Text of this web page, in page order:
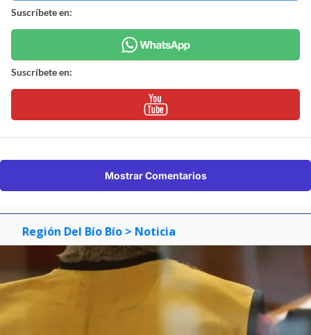
Suscríbete en:
Suscríbete en:
Mostrar Comentarios
Región Del Bío Bío > Noticia